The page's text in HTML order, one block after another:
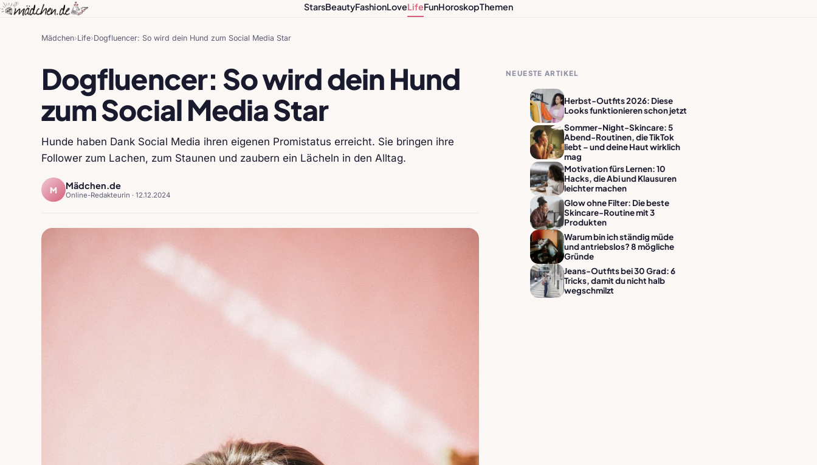
StarsBeautyFashionLoveLifeFunHoroskopThemen
Mädchen›Life›Dogfluencer: So wird dein Hund zum Social Media Star
Dogfluencer: So wird dein Hund
zum Social Media Star
Hunde haben Dank Social Media ihren eigenen Promistatus erreicht. Sie bringen ihre
Follower zum Lachen, zum Staunen und zaubern ein Lächeln in den Alltag.
M Mädchen.de
Online-Redakteurin · 12.12.2024
NEUESTE ARTIKEL
Herbst-Outfits 2026: Diese
Looks funktionieren schon jetzt
Sommer-Night-Skincare: 5
Abend-Routinen, die TikTok
liebt – und deine Haut wirklich
mag
Motivation fürs Lernen: 10
Hacks, die Abi und Klausuren
leichter machen
Glow ohne Filter: Die beste
Skincare-Routine mit 3
Produkten
Warum bin ich ständig müde
und antriebslos? 8 mögliche
Gründe
Jeans-Outfits bei 30 Grad: 6
Tricks, damit du nicht halb
wegschmilzt